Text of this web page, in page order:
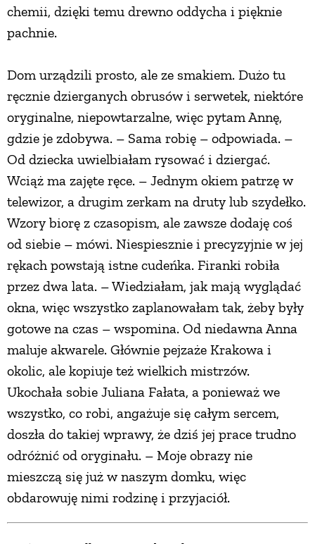
chemii, dzięki temu drewno oddycha i pięknie
pachnie.
Dom urządzili prosto, ale ze smakiem. Dużo tu
ręcznie dzierganych obrusów i serwetek, niektóre
oryginalne, niepowtarzalne, więc pytam Annę,
gdzie je zdobywa. – Sama robię – odpowiada. –
Od dziecka uwielbiałam rysować i dziergać.
Wciąż ma zajęte ręce. – Jednym okiem patrzę w
telewizor, a drugim zerkam na druty lub szydełko.
Wzory biorę z czasopism, ale zawsze dodaję coś
od siebie – mówi. Niespiesznie i precyzyjnie w jej
rękach powstają istne cudeńka. Firanki robiła
przez dwa lata. – Wiedziałam, jak mają wyglądać
okna, więc wszystko zaplanowałam tak, żeby były
gotowe na czas – wspomina. Od niedawna Anna
maluje akwarele. Głównie pejzaże Krakowa i
okolic, ale kopiuje też wielkich mistrzów.
Ukochała sobie Juliana Fałata, a ponieważ we
wszystko, co robi, angażuje się całym sercem,
doszła do takiej wprawy, że dziś jej prace trudno
odróżnić od oryginału. – Moje obrazy nie
mieszczą się już w naszym domku, więc
obdarowuję nimi rodzinę i przyjaciół.